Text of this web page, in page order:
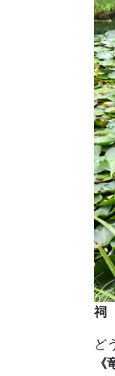
祠
ど
《